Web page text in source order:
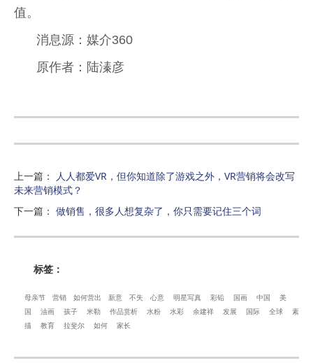
值。
消息源：媒介360
原作者：陆溱彦
上一篇 ：
人人都爱VR，但你知道除了游戏之外，VR营销将会改写
未来营销模式？
下一篇 ： 做销售，很多人想复杂了，你只需要记住三个词
标签：
母亲节 营销 如何营出 新意 不失 心意 明星写真 彩铅 国画 中国
美
国
油画 孩子 米勒 作品赏析 水粉 水彩 余建祥 发展 国际 全球
素
描
教育 拉斐尔 如何 家长